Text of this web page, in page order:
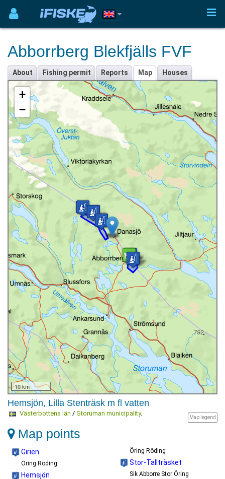
Abborrberg Blekfjälls FVF
About Fishing permit Reports Map Houses
+
−
10 km
Hemsjön, Lilla Stenträsk m fl vatten
Map legend
Västerbottens län / Storuman municipality.
Map points
Girien
Öring Röding
Hemsjön
Öring Röding
Stor-Tallträsket
Sik Abborre Stor Öring